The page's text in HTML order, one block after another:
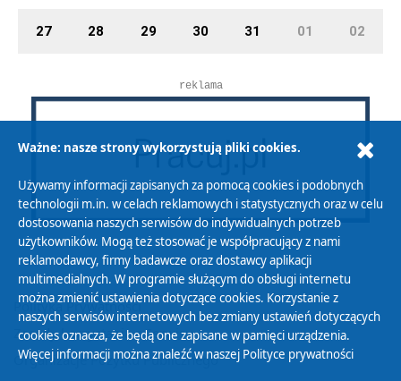
27 28 29 30 31 01 02
reklama
Polityka Prywatności
Zasady korzystania z Serwisu
Organizacje Pożytku Publicznego
Ważne: nasze strony wykorzystują pliki cookies.
Używamy informacji zapisanych za pomocą cookies i podobnych
technologii m.in. w celach reklamowych i statystycznych oraz w celu
dostosowania naszych serwisów do indywidualnych potrzeb
użytkowników. Mogą też stosować je współpracujący z nami
reklamodawcy, firmy badawcze oraz dostawcy aplikacji
multimedialnych. W programie służącym do obsługi internetu
można zmienić ustawienia dotyczące cookies. Korzystanie z
naszych serwisów internetowych bez zmiany ustawień dotyczących
cookies oznacza, że będą one zapisane w pamięci urządzenia.
Więcej informacji można znaleźć w naszej Polityce prywatności